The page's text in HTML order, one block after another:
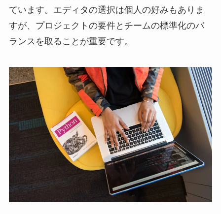
ています。エディタの選択は個人の好みもありま
すが、プロジェクトの要件とチームの標準化のバ
ランスを取ることが重要です。